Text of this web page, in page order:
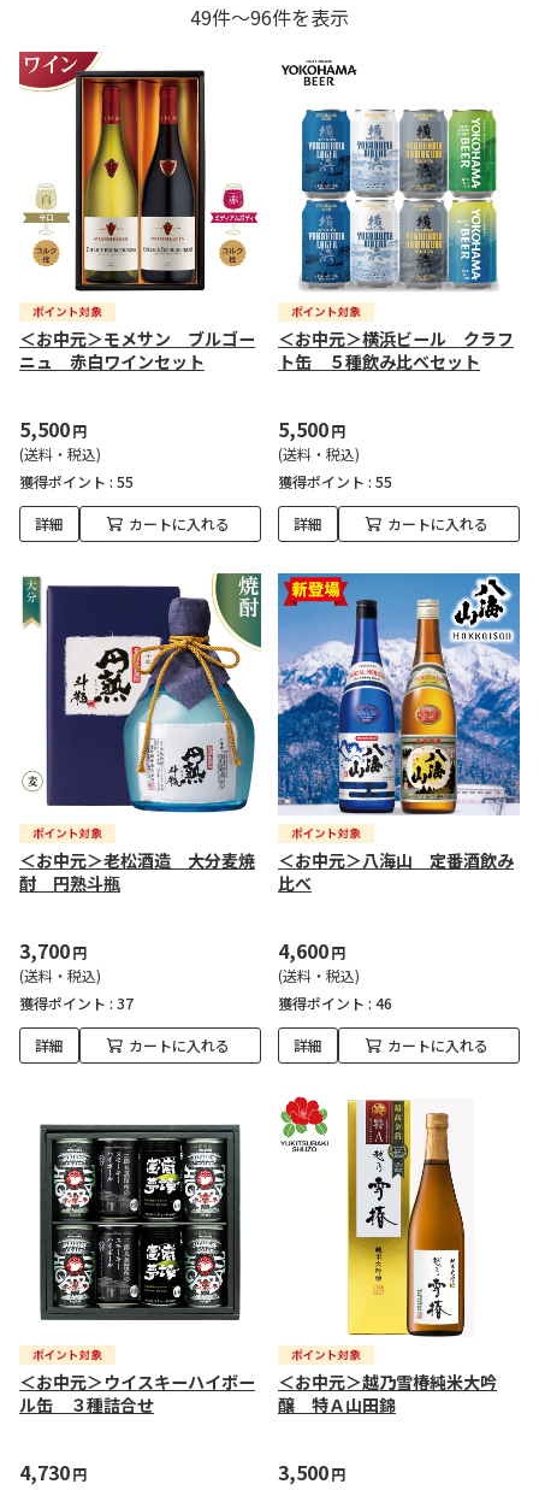
49件～96件を表示
＜お中元＞モメサン ブルゴー
ニュ 赤白ワインセット
5,500円
(送料・税込)
獲得ポイント : 55
詳細 カートに入れる
＜お中元＞横浜ビール クラフ
ト缶 ５種飲み比べセット
5,500円
(送料・税込)
獲得ポイント : 55
詳細 カートに入れる
＜お中元＞老松酒造 大分麦焼
酎 円熟斗瓶
3,700円
(送料・税込)
獲得ポイント : 37
詳細 カートに入れる
＜お中元＞八海山 定番酒飲み
比べ
4,600円
(送料・税込)
獲得ポイント : 46
詳細 カートに入れる
＜お中元＞ウイスキーハイボー
ル缶 ３種詰合せ
4,730円
＜お中元＞越乃雪椿純米大吟
醸 特Ａ山田錦
3,500円